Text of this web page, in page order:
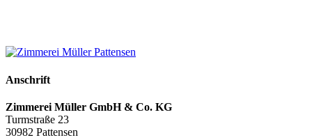
Anschrift
Zimmerei Müller GmbH & Co. KG
Turmstraße 23
30982 Pattensen